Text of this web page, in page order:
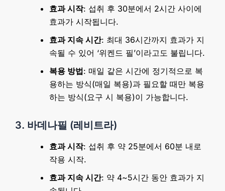
효과 시작: 섭취 후 30분에서 2시간 사이에
효과가 시작됩니다.
효과 지속 시간: 최대 36시간까지 효과가 지
속될 수 있어 ‘위켄드 필’이라고도 불립니다.
복용 방법: 매일 같은 시간에 정기적으로 복
용하는 방식(매일 복용)과 필요할 때만 복용
하는 방식(요구 시 복용)이 가능합니다.
3. 바데나필 (레비트라)
효과 시작: 섭취 후 약 25분에서 60분 내로
작용 시작.
효과 지속 시간: 약 4~5시간 동안 효과가 지